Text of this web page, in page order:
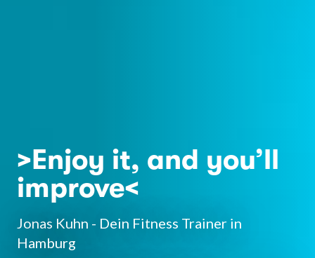
>Enjoy it, and you’ll
improve<
Jonas Kuhn - Dein Fitness Trainer in
Hamburg